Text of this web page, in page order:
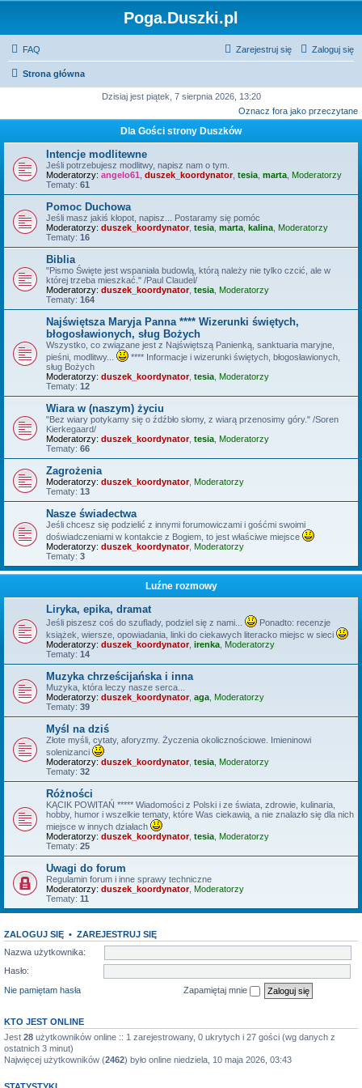
Poga.Duszki.pl
FAQ Zaloguj się
Zarejestruj się
Strona główna
Dzisiaj jest piątek, 7 sierpnia 2026, 13:20
Oznacz fora jako przeczytane
Dla Gości strony Duszków
Intencje modlitewne
Jeśli potrzebujesz modlitwy, napisz nam o tym.
Moderatorzy: angelo61 duszek_koordynator, tesia marta Moderatorzy
Tematy: 61
Pomoc Duchowa
Jeśli masz jakiś kłopot, napisz... Postaramy się pomóc
Moderatorzy: duszek_koordynator, tesia marta kalina Moderatorzy
Tematy: 16
Biblia
"Pismo Święte jest wspaniała budowlą, którą należy nie tylko czcić, ale w
której trzeba mieszkać." /Paul Claudel/
Moderatorzy: duszek_koordynator, tesia Moderatorzy
Tematy: 164
Najświętsza Maryja Panna **** Wizerunki świętych,
błogosławionych, sług Bożych
Wszystko, co związane jest z Najświętszą Panienką, sanktuaria maryjne,
pieśni, modlitwy...
**** Informacje i wizerunki świętych, błogosławionych,
sług Bożych
Moderatorzy: duszek_koordynator, tesia Moderatorzy
Tematy: 12
Wiara w (naszym) życiu
"Bez wiary potykamy się o źdźbło słomy, z wiarą przenosimy góry." /Soren
Kierkegaard/
Moderatorzy: duszek_koordynator, tesia Moderatorzy
Tematy: 66
Zagrożenia
Moderatorzy: duszek_koordynator, Moderatorzy
Tematy: 13
Nasze świadectwa
Jeśli chcesz się podzielić z innymi forumowiczami i gośćmi swoimi
doświadczeniami w kontakcie z Bogiem, to jest właściwe miejsce
Moderatorzy: duszek_koordynator, Moderatorzy
Tematy: 3
Luźne rozmowy
Liryka, epika, dramat
Jeśli piszesz coś do szuflady, podziel się z nami...
Ponadto: recenzje
książek, wiersze, opowiadania, linki do ciekawych literacko miejsc w sieci
Moderatorzy: duszek_koordynator, irenka Moderatorzy
Tematy: 14
Muzyka chrześcijańska i inna
Muzyka, która leczy nasze serca...
Moderatorzy: duszek_koordynator, aga Moderatorzy
Tematy: 39
Myśl na dziś
Złote myśli, cytaty, aforyzmy. Życzenia okolicznościowe. Imieninowi
solenizanci
Moderatorzy: duszek_koordynator, tesia Moderatorzy
Tematy: 32
Różności
KĄCIK POWITAŃ ***** Wiadomości z Polski i ze świata, zdrowie, kulinaria,
hobby, humor i wszelkie tematy, które Was ciekawią, a nie znalazło się dla nich
miejsce w innych działach
Moderatorzy: duszek_koordynator, tesia Moderatorzy
Tematy: 25
Uwagi do forum
Regulamin forum i inne sprawy techniczne
Moderatorzy: duszek_koordynator, Moderatorzy
Tematy: 11
ZALOGUJ SIĘ • ZAREJESTRUJ SIĘ
Nazwa użytkownika:
Hasło:
Nie pamiętam hasła
Zapamiętaj mnie
KTO JEST ONLINE
Jest 28 użytkowników online :: 1 zarejestrowany, 0 ukrytych i 27 gości (wg danych z
ostatnich 3 minut)
Najwięcej użytkowników (2462) było online niedziela, 10 maja 2026, 03:43
STATYSTYKI